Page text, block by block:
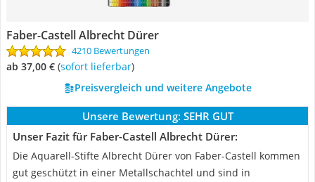
Faber-Castell Albrecht Dürer
4210 Bewertungen
ab 37,00 € ( Sofort lieferbar)
Preisvergleich und weitere Angebote
Unsere Bewertung: SEHR GUT
Unser Fazit für Faber-Castell Albrecht Dürer:
Die Aquarell-Stifte Albrecht Dürer von Faber-Castell kommen
gut geschützt in einer Metallschachtel und sind in